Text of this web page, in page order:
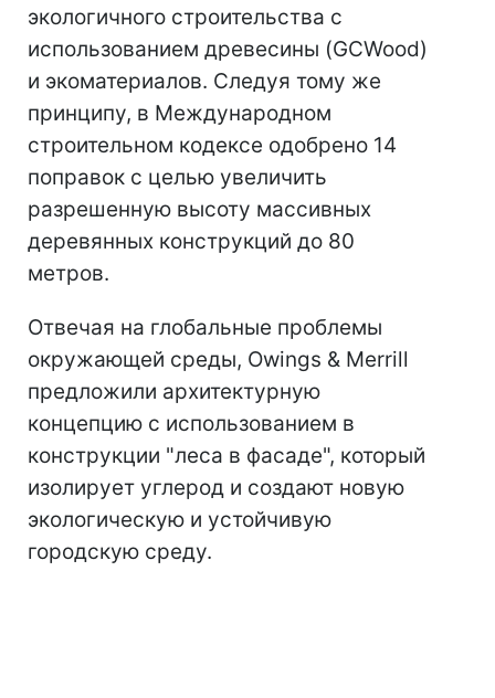
экологичного строительства с
использованием древесины (GCWood)
и экоматериалов. Следуя тому же
принципу, в Международном
строительном кодексе одобрено 14
поправок с целью увеличить
разрешенную высоту массивных
деревянных конструкций до 80
метров.
Отвечая на глобальные проблемы
окружающей среды, Owings & Merrill
предложили архитектурную
концепцию с использованием в
конструкции "леса в фасаде", который
изолирует углерод и создают новую
экологическую и устойчивую
городскую среду.